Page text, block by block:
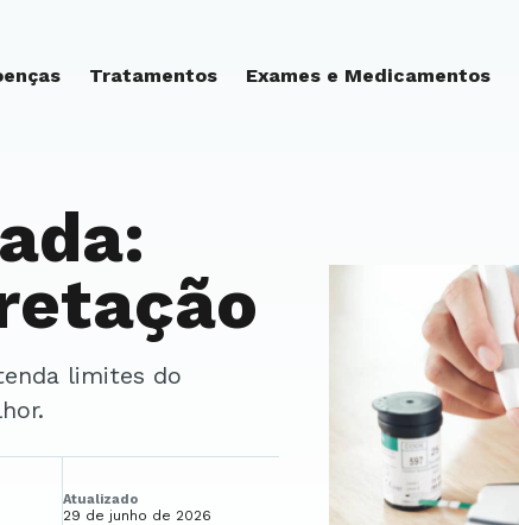
Tratamentos Exames e Medicamentos
Atualizado
29 de junho de 2026